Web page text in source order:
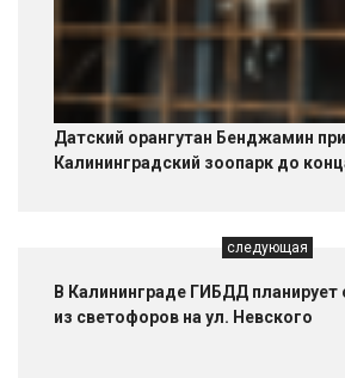
Датский орангутан Бенджамин
Калининградский зоопарк до
следующая
В Калининграде ГИБДД
из светофоров на ул. Невского